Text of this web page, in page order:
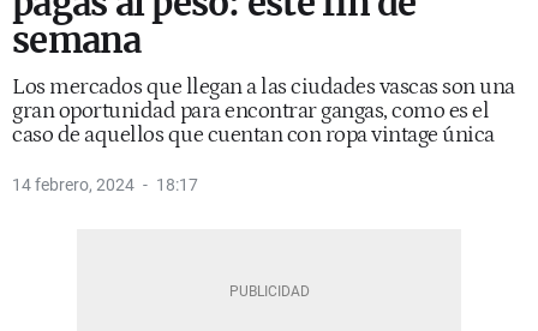
semana
Los mercados que llegan a las ciudades vascas son una
gran oportunidad para encontrar gangas, como es el
caso de aquellos que cuentan con ropa vintage única
14 febrero, 2024 18:17